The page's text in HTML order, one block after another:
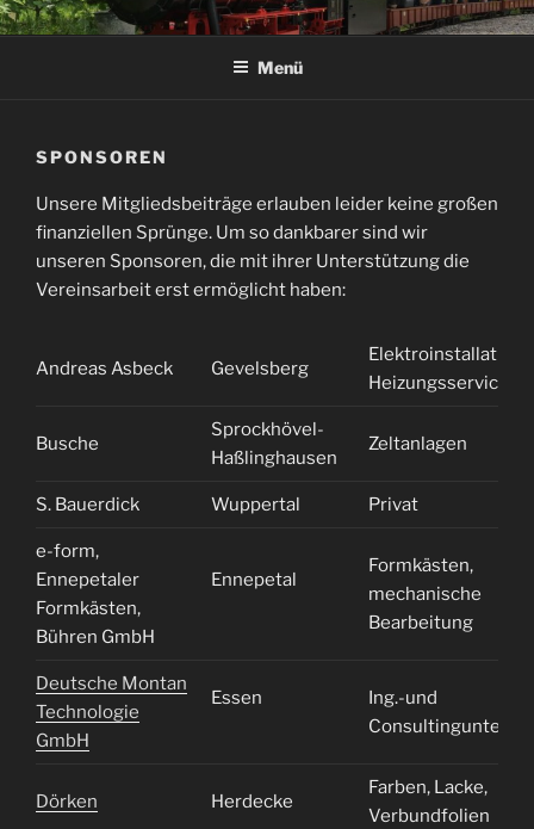
Zum
InhaltDAMPF-BAHN-CLUB
SPROCKHÖVEL E.V.
Menü
SPONSOREN
Unsere Mitgliedsbeiträge erlauben leider keine großen
finanziellen Sprünge. Um so dankbarer sind wir
unseren Sponsoren, die mit ihrer Unterstützung die
Vereinsarbeit erst ermöglicht haben:
Andreas Asbeck Gevelsberg
Heizungsservice
Busche
Sprockhövel-
Haßlinghausen
Zeltanlagen
S. Bauerdick Wuppertal Privat
e-form,
Ennepetaler
Formkästen,
Bühren GmbH
Ennepetal
Formkästen,
mechanische
Bearbeitung
Deutsche Montan
Technologie
GmbH
Essen
Ing.-und
Dörken Herdecke
Farben, Lacke,
Verbundfolien